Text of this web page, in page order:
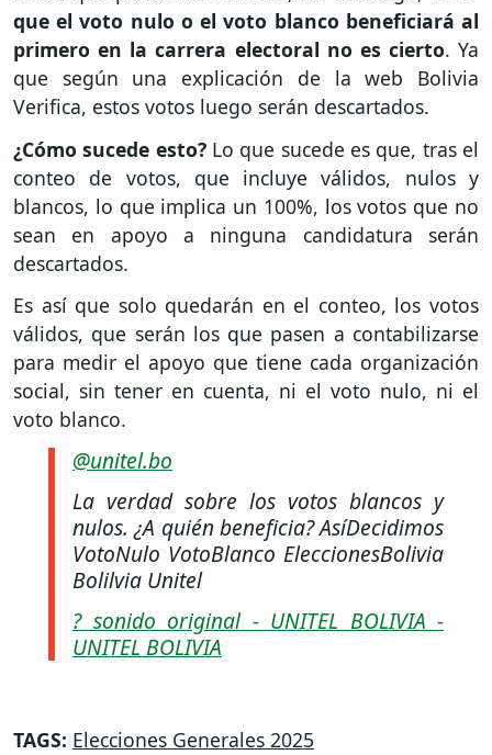
que el voto nulo o el voto blanco beneficiará al
primero en la carrera electoral no es cierto. Ya
que según una explicación de la web Bolivia
Verifica, estos votos luego serán descartados.
¿Cómo sucede esto? Lo que sucede es que, tras el
conteo de votos, que incluye válidos, nulos y
blancos, lo que implica un 100%, los votos que no
sean en apoyo a ninguna candidatura serán
descartados.
Es así que solo quedarán en el conteo, los votos
válidos, que serán los que pasen a contabilizarse
para medir el apoyo que tiene cada organización
social, sin tener en cuenta, ni el voto nulo, ni el
voto blanco.
@unitel.bo
La verdad sobre los votos blancos y
nulos. ¿A quién beneficia? AsíDecidimos
VotoNulo VotoBlanco EleccionesBolivia
Bolilvia Unitel
? sonido original - UNITEL BOLIVIA -
UNITEL BOLIVIA
TAGS: Elecciones Generales 2025